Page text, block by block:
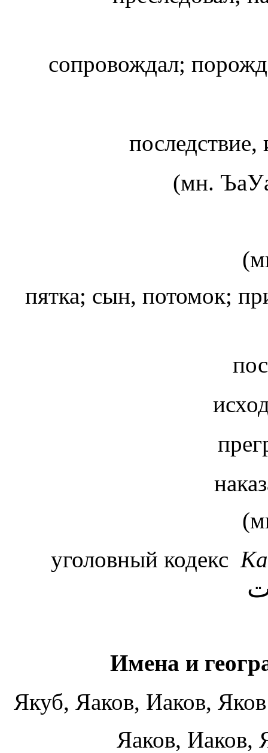
сопровождал;
последствие,
(мн.
пятка; сын, потомок;
уголовный кодекс
Имена и
Якуб, Яаков, Иаков,
Яаков, Иаков,